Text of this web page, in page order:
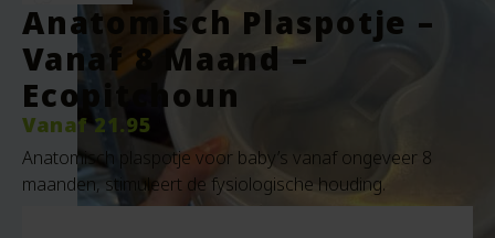
Anatomisch Plaspotje –
Vanaf 8 Maand –
Ecopitchoun
Vanaf21.95
Anatomisch plaspotje voor baby’s vanaf ongeveer 8
maanden, stimuleert de fysiologische houding.